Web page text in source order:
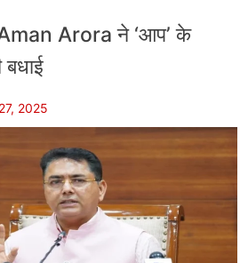
Aman Arora ने ‘आप’ के
बधाई
2025